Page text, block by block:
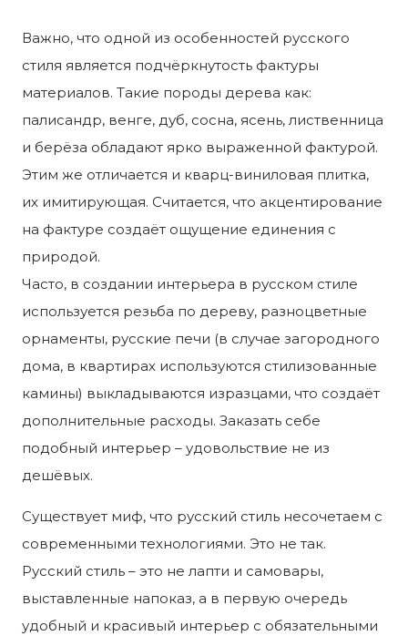
Важно, что одной из особенностей русского
стиля является подчёркнутость фактуры
материалов. Такие породы дерева как:
палисандр, венге, дуб, сосна, ясень, лиственница
и берёза обладают ярко выраженной фактурой.
Этим же отличается и кварц-виниловая плитка,
их имитирующая. Считается, что акцентирование
на фактуре создаёт ощущение единения с
природой.
Часто, в создании интерьера в русском стиле
используется резьба по дереву, разноцветные
орнаменты, русские печи (в случае загородного
дома, в квартирах используются стилизованные
камины) выкладываются изразцами, что создаёт
дополнительные расходы. Заказать себе
подобный интерьер – удовольствие не из
дешёвых.
Существует миф, что русский стиль несочетаем с
современными технологиями. Это не так.
Русский стиль – это не лапти и самовары,
выставленные напоказ, а в первую очередь
удобный и красивый интерьер с обязательными